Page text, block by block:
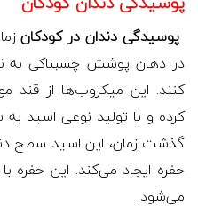
پوسیدگی دندان در کودکان
در دهان پوشش چسبناکی به
کنند. این میکروب‌ها از قند
کرده و با تولید نوعی اسید
گذشت زمان، این اسید سطح
حفره ایجاد می‌کند. این حفره
می‌شود.